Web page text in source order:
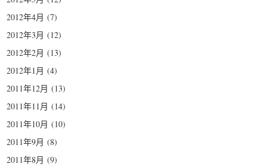
2012年4月 (7)
2012年3月 (12)
2012年2月 (13)
2012年1月 (4)
2011年12月 (13)
2011年11月 (14)
2011年10月 (10)
2011年9月 (8)
2011年8月 (9)